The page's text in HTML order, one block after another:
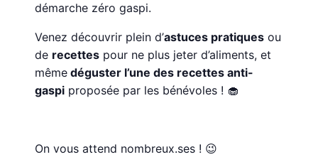
démarche zéro gaspi.
Venez découvrir plein d’astuces pratiques ou
de recettes pour ne plus jeter d’aliments, et
même déguster l’une des recettes anti-
gaspi proposée par les bénévoles ! 🧁
On vous attend nombreux.ses ! 😉